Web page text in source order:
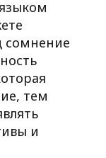
сомнение
тем
и